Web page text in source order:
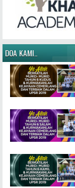
DOA KAMI..